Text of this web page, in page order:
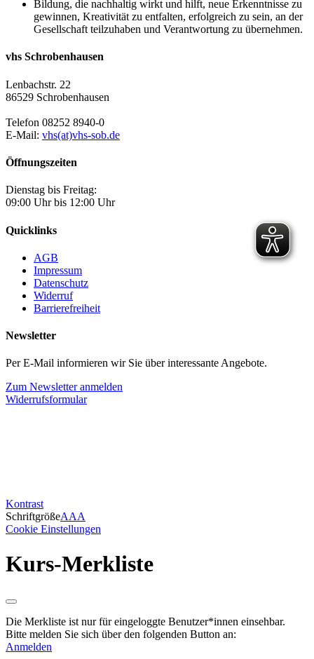
Bildung, die nachhaltig wirkt und hilft, neue Erkenntnisse zu
gewinnen, Kreativität zu entfalten, erfolgreich zu sein, an der
Gesellschaft teilzuhaben und Verantwortung zu übernehmen.
vhs Schrobenhausen
Lenbachstr. 22
86529 Schrobenhausen
Telefon 08252 8940-0
E-Mail: vhs(at)vhs-sob.de
Öffnungszeiten
Dienstag bis Freitag:
09:00 Uhr bis 12:00 Uhr
Quicklinks
AGB
Impressum
Datenschutz
Widerruf
Barrierefreiheit
Newsletter
Per E-Mail informieren wir Sie über interessante Angebote.
Zum Newsletter anmelden
Widerrufsformular
Kontrast
SchriftgrößeAAA
Cookie Einstellungen
Kurs-Merkliste
Die Merkliste ist nur für eingeloggte Benutzer*innen einsehbar.
Bitte melden Sie sich über den folgenden Button an:
Anmelden